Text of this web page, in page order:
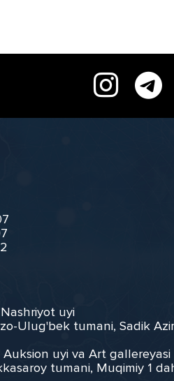
uyi
Ulug'bek tumani, Sadik
Auksion uyi va Art gallereyasi
tumani, Muqimiy 1